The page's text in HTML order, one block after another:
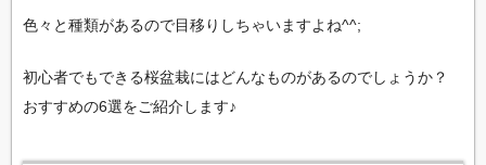
色々と種類があるので目移りしちゃいますよね^^;
初心者でもできる桜盆栽にはどんなものがあるのでしょうか？
おすすめの6選をご紹介します♪